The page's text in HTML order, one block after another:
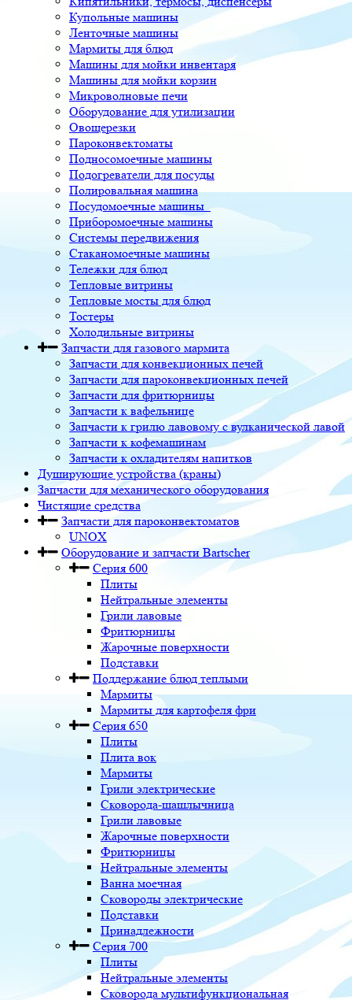
Купольные машины
Ленточные машины
Мармиты для блюд
Машины для мойки инвентаря
Машины для мойки корзин
Микроволновые печи
Оборудование для утилизации
Овощерезки
Пароконвектоматы
Подносомоечные машины
Подогреватели для посуды
Полировальная машина
Посудомоечные машины
Приборомоечные машины
Системы передвижения
Стаканомоечные машины
Тележки для блюд
Тепловые витрины
Тепловые мосты для блюд
Тостеры
Холодильные витрины
Запчасти для газового мармита
Запчасти для конвекционных печей
Запчасти для пароконвекционных печей
Запчасти для фритюрницы
Запчасти к вафельнице
Запчасти к грилю лавовому с вулканической лавой
Запчасти к кофемашинам
Запчасти к охладителям напитков
Душирующие устройства (краны)
Запчасти для механического оборудования
Чистящие средства
Запчасти для пароконвектоматов
UNOX
Оборудование и запчасти Bartscher
Серия 600
Плиты
Нейтральные элементы
Грили лавовые
Фритюрницы
Жарочные поверхности
Подставки
Поддержание блюд теплыми
Мармиты
Мармиты для картофеля фри
Серия 650
Плиты
Плита вок
Мармиты
Грили электрические
Сковорода-шашлычница
Грили лавовые
Жарочные поверхности
Фритюрницы
Нейтральные элементы
Ванна моечная
Сковороды электрические
Подставки
Принадлежности
Серия 700
Плиты
Нейтральные элементы
Сковорода мультифункциональная